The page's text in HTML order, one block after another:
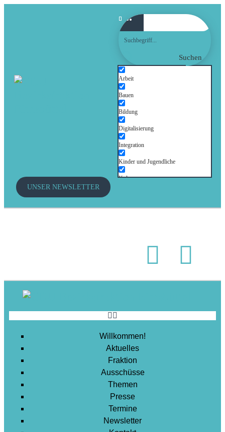
Suchen
Arbeit
Bauen
Bildung
Digitalisierung
Integration
Kinder und Jugendliche
Kultur
Stadtentwicklung
Wohnen
UNSER NEWSLETTER
Willkommen!
Aktuelles
Fraktion
Ausschüsse
Themen
Presse
Termine
Newsletter